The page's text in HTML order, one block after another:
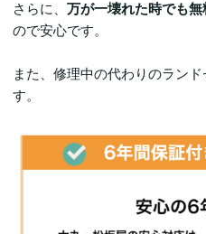
さらに、 万が一壊れた時でも
ので安心です。
また、修理中の代わりのラン
す。